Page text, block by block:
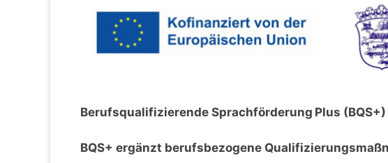
Berufsqualifizierende Sprachförderung Plus (BQS+)
BQS+ ergänzt berufsbezogene